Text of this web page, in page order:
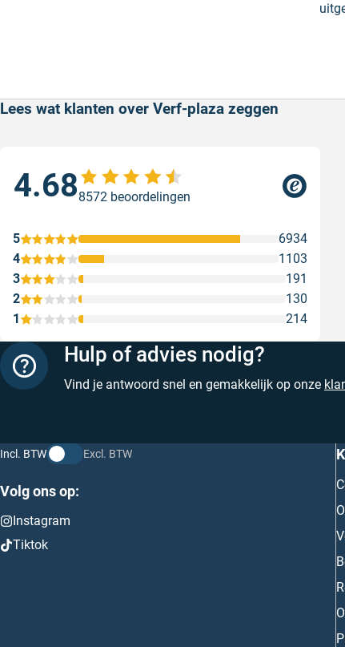
Lees wat klanten over Verf-plaza zeggen
4.688572 beoordelingen
1 214
2 130
3 191
4 1103
5 6934
Hulp of advies nodig?
Vind je antwoord snel en gemakkelijk op onze
Incl. BTW Excl. BTW
Volg ons op:
Instagram
Tiktok